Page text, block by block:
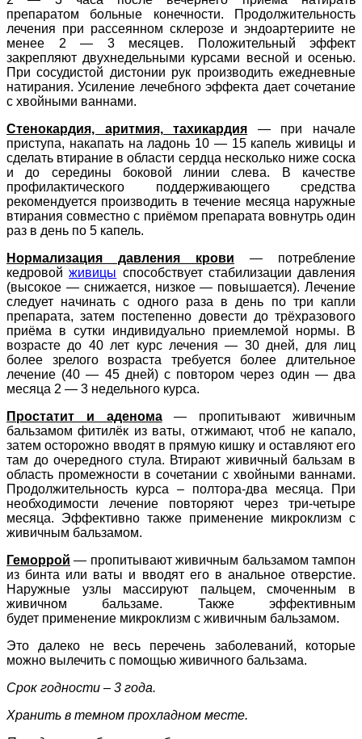
препаратом больные конечности. Продолжительность
лечения при рассеянном склерозе и эндоартериите не
менее 2 — 3 месяцев. Положительный эффект
закрепляют двухнедельными курсами весной и осенью.
При сосудистой дистонии рук производить ежедневные
натирания. Усиление лечебного эффекта дает сочетание
с хвойными ваннами.
Стенокардия, аритмия, тахикардия
— при начале
приступа, накапать на ладонь 10 — 15 капель живицы и
сделать втирание в области сердца несколько ниже соска
и до середины боковой линии слева. В качестве
профилактического поддерживающего средства
рекомендуется производить в течение месяца наружные
втирания совместно с приёмом препарата вовнутрь один
раз в день по 5 капель.
Нормализация давления крови — потребление
кедровойживицы способствует стабилизации давления
(высокое — снижается, низкое — повышается). Лечение
следует начинать с одного раза в день по три капли
препарата, затем постепенно довести до трёхразового
приёма в сутки индивидуально приемлемой нормы. В
возрасте до 40 лет курс лечения — 30 дней, для лиц
более зрелого возраста требуется более длительное
лечение (40 — 45 дней) с повтором через один — два
месяца 2 — 3 недельного курса.
Простатит и аденома— пропитывают живичным
бальзамом фитилёк из ваты, отжимают, чтоб не капало,
затем осторожно вводят в прямую кишку и оставляют его
там до очередного стула. Втирают живичный бальзам в
область промежности в сочетании с хвойными ваннами.
Продолжительность курса – полтора-два месяца. При
необходимости лечение повторяют через три-четыре
месяца. Эффективно также применение микроклизм с
живичным бальзамом.
Геморрой — пропитывают живичным бальзамом тампон
из бинта или ваты и вводят его в анальное отверстие.
Наружные узлы массируют пальцем, смоченным в
живичном бальзаме. Также эффективным
будет применение микроклизм с живичным бальзамом.
Это далеко не весь перечень заболеваний, которые
можно вылечить с помощью живичного бальзама.
Срок годности – 3 года.
Хранить в темном прохладном месте.